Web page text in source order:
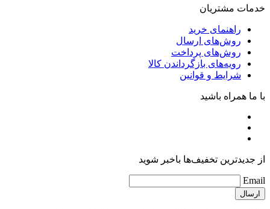
خدمات مشتریان
راهنمای خرید
روش‌های ارسال
روش‌های پرداخت
رویه‌های بازگرداندن کالا
شرایط و قوانین
با ما همراه باشید
از جدیدترین تخفیف‌ها باخبر شوید
Email